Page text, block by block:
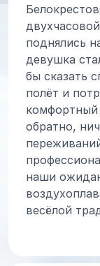
поднялись
девушка
бы сказать
полёт и
комфортный
обратно,
наши
весёлой